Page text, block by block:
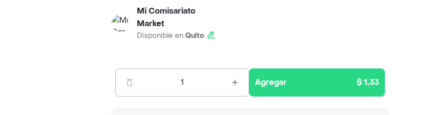
Mi Comisariato
Market
Disponible en Quito
1 Agregar $ 1,33